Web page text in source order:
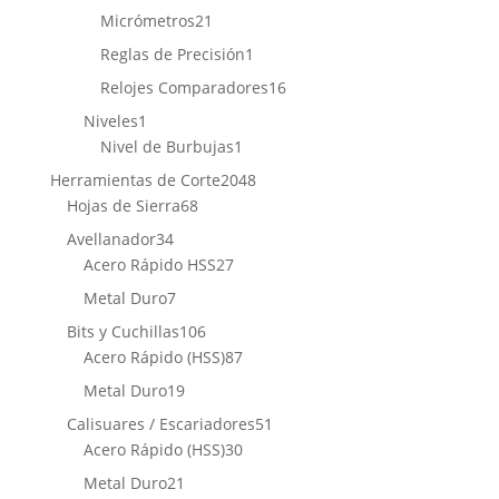
productos
Micrómetros21
productos
Reglas de Precisión1
producto
Relojes Comparadores1616
Niveles1
producto
Nivel de Burbujas1
producto
Herramientas de Corte20482048
Hojas de Sierra6868
Avellanador3434
productos
Acero Rápido HSS2727
Metal Duro77
productos
Bits y Cuchillas106106
productos
Acero Rápido (HSS)8787
Metal Duro1919
productos
Calisuares / Escariadores51
Acero Rápido (HSS)3030
Metal Duro21